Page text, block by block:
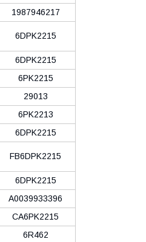
1987946217
6DPK2215
6DPK2215
6PK2215
29013
6PK2213
6DPK2215
FB6DPK2215
6DPK2215
A0039933396
CA6PK2215
6R462